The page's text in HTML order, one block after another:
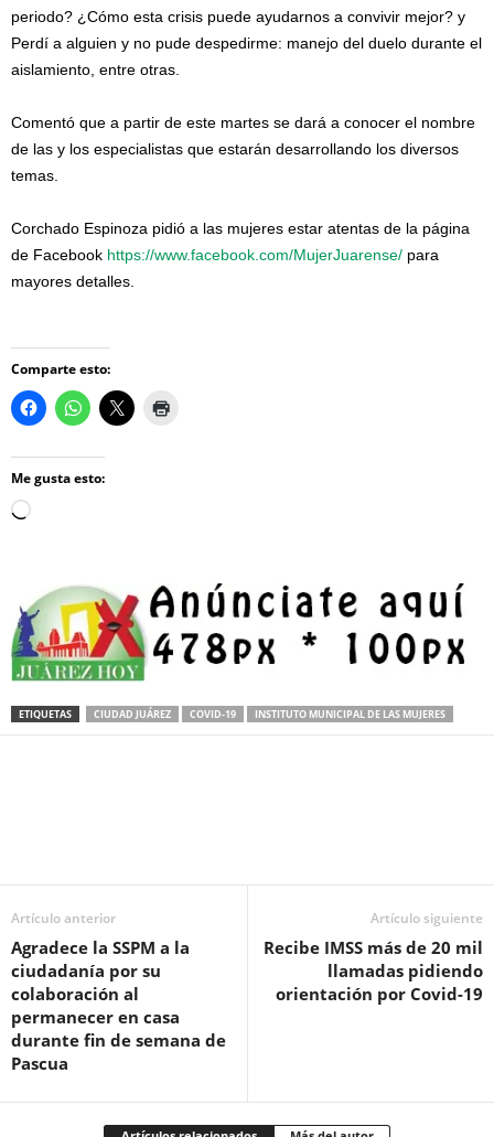
periodo? ¿Cómo esta crisis puede ayudarnos a convivir mejor? y
Perdí a alguien y no pude despedirme: manejo del duelo durante el
aislamiento, entre otras.
Comentó que a partir de este martes se dará a conocer el nombre
de las y los especialistas que estarán desarrollando los diversos
temas.
Corchado Espinoza pidió a las mujeres estar atentas de la página
de Facebook https://www.facebook.com/MujerJuarense/ para
mayores detalles.
Comparte esto:
Me gusta esto:
Loading…
ETIQUETAS CIUDAD JUÁREZ COVID-19 INSTITUTO MUNICIPAL DE LAS MUJERES
Artículo anterior
Agradece la SSPM a la
ciudadanía por su
colaboración al
permanecer en casa
durante fin de semana de
Pascua
Artículo siguiente
Recibe IMSS más de 20 mil
llamadas pidiendo
orientación por Covid-19